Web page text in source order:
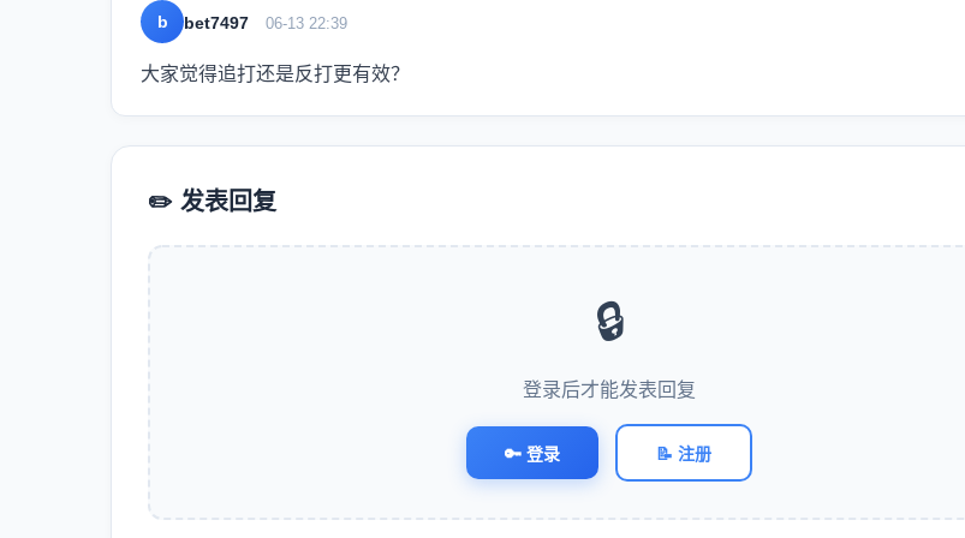
b bet7497 06-13 22:39
大家觉得追打还是反打更有效？
✏️ 发表回复
🔒
登录后才能发表回复
🔑 登录 📝 注册